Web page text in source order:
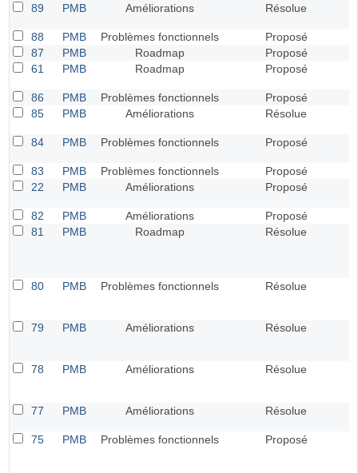
89 PMB Améliorations Résolue
88 PMB Problèmes fonctionnels Proposé
87
PMB Roadmap Proposé
61
PMB Roadmap Proposé
86 PMB Problèmes fonctionnels
Proposé
85
PMB Améliorations Résolue
84 PMB Problèmes fonctionnels Proposé
83 PMB Problèmes fonctionnels Proposé
22
PMB Améliorations Proposé
82 PMB Améliorations Proposé
81
PMB Roadmap Résolue
80 PMB Problèmes fonctionnels Résolue
79 PMB Améliorations Résolue
78 PMB Améliorations Résolue
77 PMB Améliorations Résolue
75 PMB Problèmes fonctionnels Proposé